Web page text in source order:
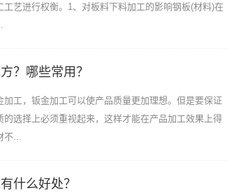
艺进行权衡。1、对板料下料加工的影响钢板(材料)在
？哪些常用？
工，钣金加工可以使产品质量更加理想。但是要保证
选择上必须重视起来，这样才能在产品加工效果上得
...
什么好处？